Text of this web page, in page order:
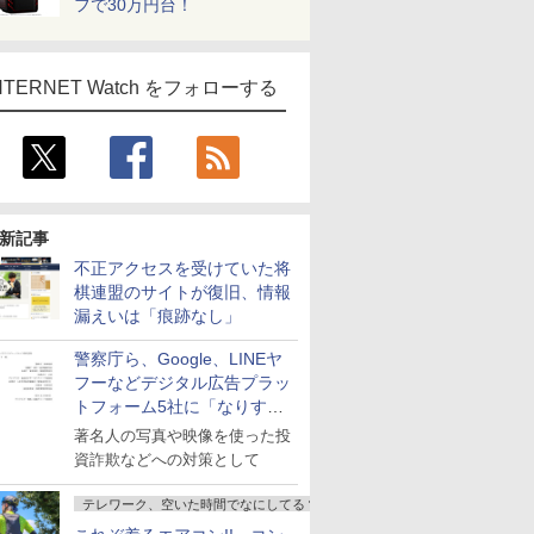
フで30万円台！
Watch をフォローする
記事
不正アクセスを受けていた将
棋連盟のサイトが復旧、情報
漏えいは「痕跡なし」
警察庁ら、Google、LINEヤ
フーなどデジタル広告プラッ
トフォーム5社に「なりすま
し詐欺広告」対策強化を要請
著名人の写真や映像を使った投
資詐欺などへの対策として
テレワーク、空いた時間でなにしてる？